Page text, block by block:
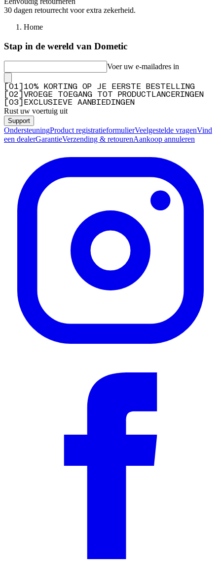
30 dagen retourrecht voor extra zekerheid.
Home
Stap in de wereld van Dometic
Voer uw e-mailadres in
01
10% KORTING OP JE EERSTE BESTELLING
02
VROEGE TOEGANG TOT PRODUCTLANCERINGEN
03 EXCLUSIEVE AANBIEDINGEN
Rust uw voertuig uit
Support
OndersteuningProduct registratieformulierVeelgestelde vragenVind
een dealerGarantieVerzending & retourenAankoop annuleren